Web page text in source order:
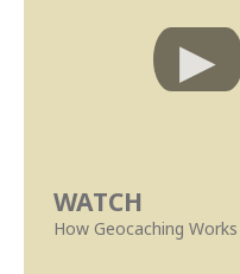
WATCH
How Geocaching Works